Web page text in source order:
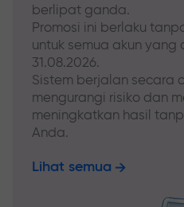
berlipat ganda.
Promosi ini berlaku
untuk semua akun yang
31.08.2026.
Sistem berjalan secara
mengurangi risiko dan
meningkatkan hasil
Anda.
Lihat semua